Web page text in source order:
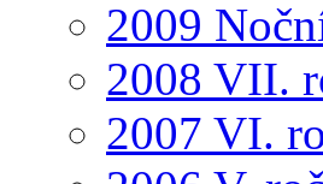
2009
2008 VII.
2007 VI.